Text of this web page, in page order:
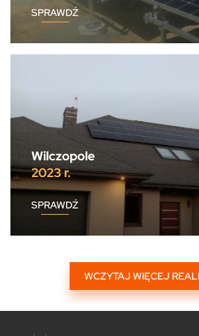
SPRAWDŹ
Wilczopole
2023 r.
SPRAWDŹ
WCZYTAJ WIĘCEJ